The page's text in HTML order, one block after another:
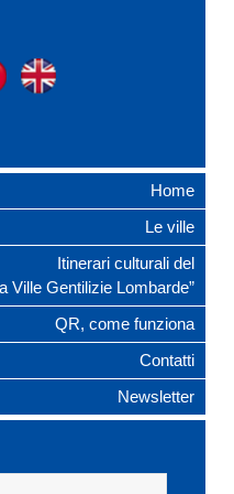
Ita
Home
Le ville
Itinerari culturali del
Ville Gentilizie Lombarde”
QR, come funziona
Contatti
Newsletter